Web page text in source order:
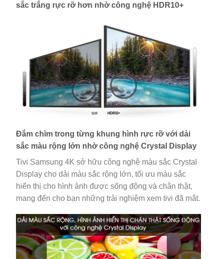
sắc trắng rực rỡ hơn nhờ công nghệ HDR10+
Đắm chìm trong từng khung hình rực rỡ với dải
sắc màu rộng lớn nhờ công nghệ Crystal Display
Tivi Samsung 4K sở hữu công nghệ màu sắc Crystal
Display cho dải màu sắc rộng lớn, tối ưu màu sắc
hiển thị cho hình ảnh được sống động và chân thật,
mang đến cho bạn những trải nghiệm xem tivi đã mắt.